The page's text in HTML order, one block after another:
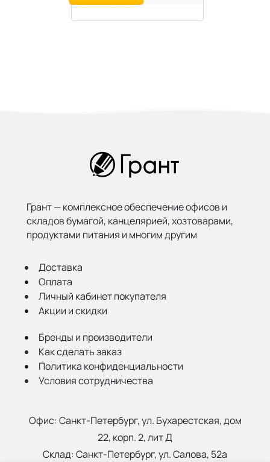
Грант — комплексное обеспечение офисов и
складов бумагой, канцелярией, хозтоварами,
продуктами питания и многим другим
Доставка
Оплата
Личный кабинет покупателя
Акции и скидки
Бренды и производители
Как сделать заказ
Политика конфиденциальности
Условия сотрудничества
Офис:Санкт-Петербург, ул. Бухарестская, дом
22, корп. 2, лит Д
Склад:Санкт-Петербург, ул. Салова, 52а